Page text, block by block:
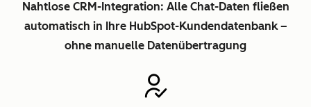
Nahtlose CRM-Integration: Alle Chat-Daten fließen
automatisch in Ihre HubSpot-Kundendatenbank –
ohne manuelle Datenübertragung